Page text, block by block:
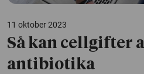
11 oktober 2023
Så kan cellgifter
antibiotika